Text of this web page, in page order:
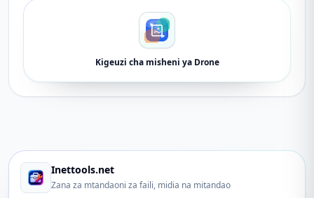
Kigeuzi cha misheni ya Drone
Inettools.net
Zana za mtandaoni za faili, midia na mitandao